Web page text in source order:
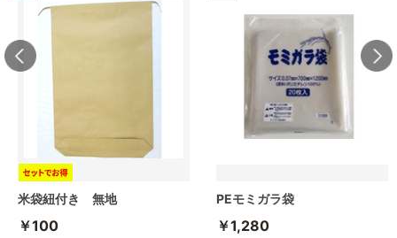
米袋紐付き 無地
￥100
PEモミガラ袋
￥1,280